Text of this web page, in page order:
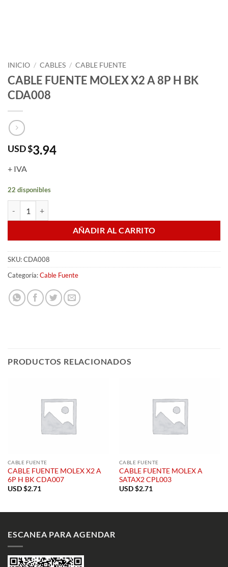
INICIO / CABLES / CABLE FUENTE
CABLE FUENTE MOLEX X2 A 8P H BK
CDA008
USD $3.94
+ IVA
22 disponibles
AÑADIR AL CARRITO
SKU:CDA008
Categoría:Cable Fuente
PRODUCTOS RELACIONADOS
CABLE FUENTE
CABLE FUENTE MOLEX X2 A
6P H BK CDA007
USD $2.71
CABLE FUENTE
CABLE FUENTE MOLEX A
SATAX2 CPL003
USD $2.71
ESCANEA PARA AGENDAR